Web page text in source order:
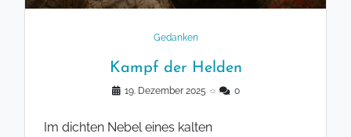
Gedanken
Kampf der Helden
19. Dezember 2025 ◌ 0
Im dichten Nebel eines kalten